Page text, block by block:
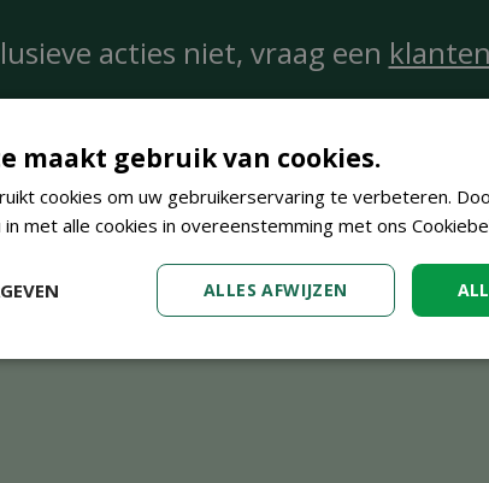
acties niet, vraag een
maakt gebruik van cookies.
cookies om uw gebruikerservaring te verbeteren.
met alle cookies in overeenstemming met ons
ALLES AFWIJZEN